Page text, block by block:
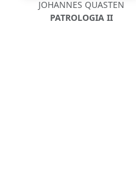
JOHANNES QUASTEN
PATROLOGIA II